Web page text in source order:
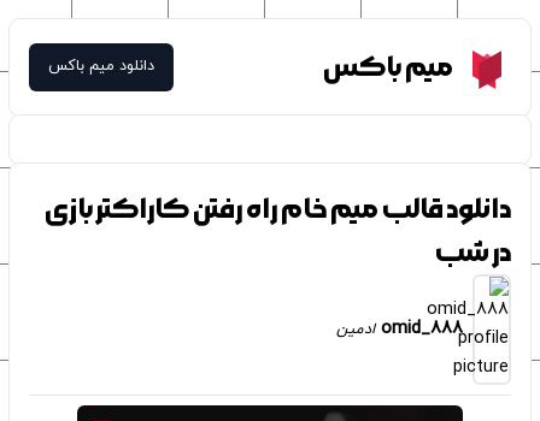
Meme Boxمیم باکس دانلود میم باکس
دانلود قالب میم خام راه رفتن کاراکتر بازی
در شب
omid_888 ادمین